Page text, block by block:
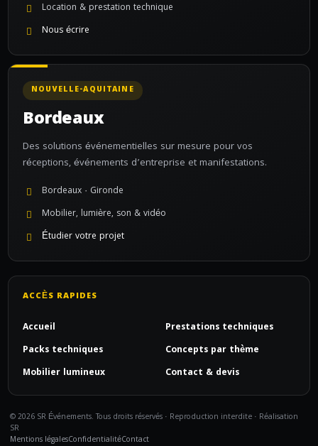
Location & prestation technique
Nous écrire
NOUVELLE-AQUITAINE
Bordeaux
Des solutions événementielles sur mesure pour vos
réceptions, événements d’entreprise et manifestations.
Bordeaux · Gironde
Mobilier, lumière, son & vidéo
Étudier votre projet
ACCÈS RAPIDES
Accueil
Prestations techniques
Packs techniques
Concepts par thème
Mobilier lumineux
Contact & devis
© 2026 SR Événements. Tous droits réservés · Reproduction interdite · Réalisation
SR
Mentions légalesConfidentialitéContact